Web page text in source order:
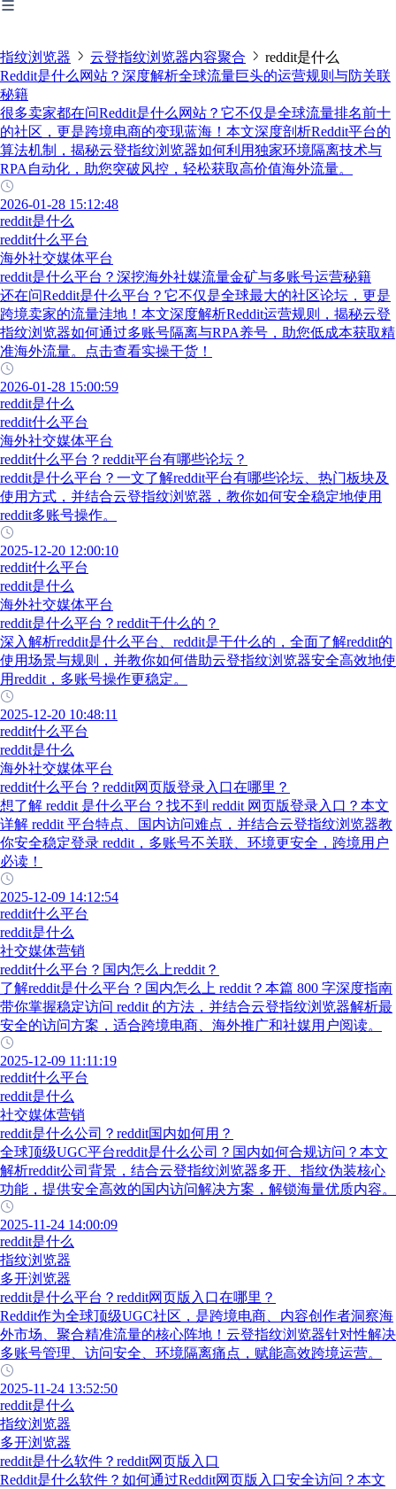
指纹浏览器 云登指纹浏览器内容聚合
reddit是什么
Reddit是什么网站？深度解析全球流量巨头的运营规则与防关联
秘籍
很多卖家都在问Reddit是什么网站？它不仅是全球流量排名前十
的社区，更是跨境电商的变现蓝海！本文深度剖析Reddit平台的
算法机制，揭秘云登指纹浏览器如何利用独家环境隔离技术与
RPA自动化，助您突破风控，轻松获取高价值海外流量。
2026-01-28 15:12:48
reddit是什么
reddit什么平台
海外社交媒体平台
reddit是什么平台？深挖海外社媒流量金矿与多账号运营秘籍
还在问Reddit是什么平台？它不仅是全球最大的社区论坛，更是
跨境卖家的流量洼地！本文深度解析Reddit运营规则，揭秘云登
指纹浏览器如何通过多账号隔离与RPA养号，助您低成本获取精
准海外流量。点击查看实操干货！
2026-01-28 15:00:59
reddit是什么
reddit什么平台
海外社交媒体平台
reddit什么平台？reddit平台有哪些论坛？
reddit是什么平台？一文了解reddit平台有哪些论坛、热门板块及
使用方式，并结合云登指纹浏览器，教你如何安全稳定地使用
reddit多账号操作。
2025-12-20 12:00:10
reddit什么平台
reddit是什么
海外社交媒体平台
reddit是什么平台？reddit干什么的？
深入解析reddit是什么平台、reddit是干什么的，全面了解reddit的
使用场景与规则，并教你如何借助云登指纹浏览器安全高效地使
用reddit，多账号操作更稳定。
2025-12-20 10:48:11
reddit什么平台
reddit是什么
海外社交媒体平台
reddit什么平台？reddit网页版登录入口在哪里？
想了解 reddit 是什么平台？找不到 reddit 网页版登录入口？本文
详解 reddit 平台特点、国内访问难点，并结合云登指纹浏览器教
你安全稳定登录 reddit，多账号不关联、环境更安全，跨境用户
必读！
2025-12-09 14:12:54
reddit什么平台
reddit是什么
社交媒体营销
reddit什么平台？国内怎么上reddit？
了解reddit是什么平台？国内怎么上 reddit？本篇 800 字深度指南
带你掌握稳定访问 reddit 的方法，并结合云登指纹浏览器解析最
安全的访问方案，适合跨境电商、海外推广和社媒用户阅读。
2025-12-09 11:11:19
reddit什么平台
reddit是什么
社交媒体营销
reddit是什么公司？reddit国内如何用？
全球顶级UGC平台reddit是什么公司？国内如何合规访问？本文
解析reddit公司背景，结合云登指纹浏览器多开、指纹伪装核心
功能，提供安全高效的国内访问解决方案，解锁海量优质内容。
2025-11-24 14:00:09
reddit是什么
指纹浏览器
多开浏览器
reddit是什么平台？reddit网页版入口在哪里？
Reddit作为全球顶级UGC社区，是跨境电商、内容创作者洞察海
外市场、聚合精准流量的核心阵地！云登指纹浏览器针对性解决
多账号管理、访问安全、环境隔离痛点，赋能高效跨境运营。
2025-11-24 13:52:50
reddit是什么
指纹浏览器
多开浏览器
reddit是什么软件？reddit网页版入口
Reddit是什么软件？如何通过Reddit网页版入口安全访问？本文